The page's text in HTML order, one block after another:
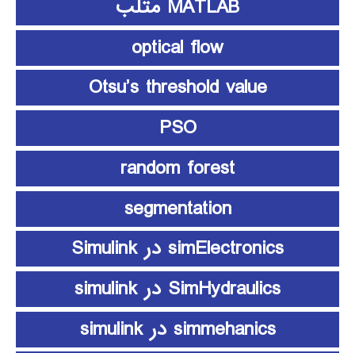
MATLAB متلب
optical flow
Otsu’s threshold value
PSO
random forest
segmentation
simElectronics در Simulink
SimHydraulics در simulink
simmehanics در simulink